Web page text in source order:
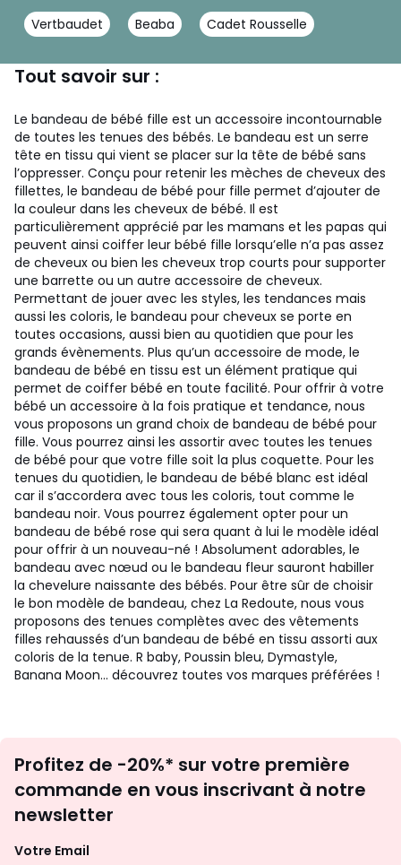
Vertbaudet Beaba Cadet Rousselle
Tout savoir sur :
Le bandeau de bébé fille est un accessoire incontournable
de toutes les tenues des bébés. Le bandeau est un serre
tête en tissu qui vient se placer sur la tête de bébé sans
l’oppresser. Conçu pour retenir les mèches de cheveux des
fillettes, le bandeau de bébé pour fille permet d’ajouter de
la couleur dans les cheveux de bébé. Il est
particulièrement apprécié par les mamans et les papas qui
peuvent ainsi coiffer leur bébé fille lorsqu’elle n’a pas assez
de cheveux ou bien les cheveux trop courts pour supporter
une barrette ou un autre accessoire de cheveux.
Permettant de jouer avec les styles, les tendances mais
aussi les coloris, le bandeau pour cheveux se porte en
toutes occasions, aussi bien au quotidien que pour les
grands évènements. Plus qu’un accessoire de mode, le
bandeau de bébé en tissu est un élément pratique qui
permet de coiffer bébé en toute facilité. Pour offrir à votre
bébé un accessoire à la fois pratique et tendance, nous
vous proposons un grand choix de bandeau de bébé pour
fille. Vous pourrez ainsi les assortir avec toutes les tenues
de bébé pour que votre fille soit la plus coquette. Pour les
tenues du quotidien, le bandeau de bébé blanc est idéal
car il s’accordera avec tous les coloris, tout comme le
bandeau noir. Vous pourrez également opter pour un
bandeau de bébé rose qui sera quant à lui le modèle idéal
pour offrir à un nouveau-né ! Absolument adorables, le
bandeau avec nœud ou le bandeau fleur sauront habiller
la chevelure naissante des bébés. Pour être sûr de choisir
le bon modèle de bandeau, chez La Redoute, nous vous
proposons des tenues complètes avec des vêtements
filles rehaussés d’un bandeau de bébé en tissu assorti aux
coloris de la tenue. R baby, Poussin bleu, Dymastyle,
Banana Moon… découvrez toutes vos marques préférées !
newsletter
Profitez de -20%* sur votre première
commande en vous inscrivant à notre
newsletter
Votre Email